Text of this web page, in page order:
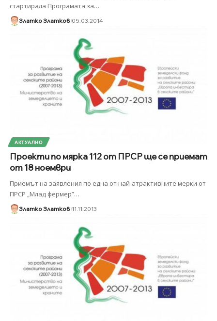
стартирала Програмата за…
Златко Златков 05.03.2014
АКТУАЛНО
Проекти по мярка 112 от ПРСР ще се приемат
от 18 ноември
Приемът на заявления по една от най-атрактивните мерки от
ПРСР „Млад фермер”…
Златко Златков 11.11.2013